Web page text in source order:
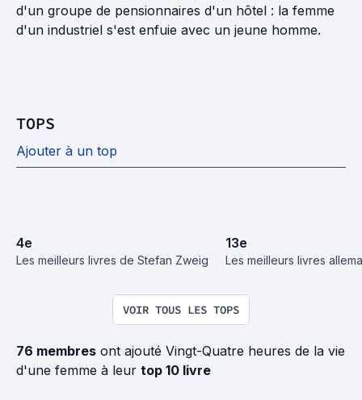
d'un groupe de pensionnaires d'un hôtel : la femme
d'un industriel s'est enfuie avec un jeune homme.
TOPS
Ajouter à un top
4e
Les meilleurs livres de Stefan Zweig
13e
Les meilleurs livres
VOIR TOUS LES TOPS
76 membres ont ajouté Vingt-Quatre heures de la vie
d'une femme à leur top 10 livre